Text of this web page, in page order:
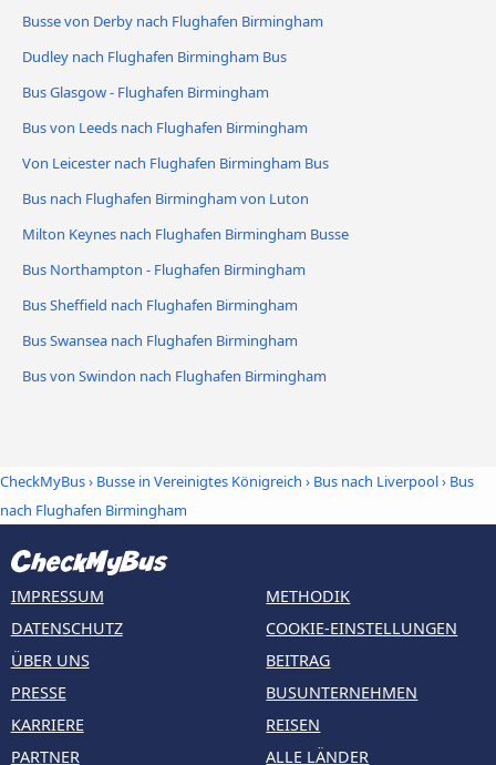
Busse von Derby nach Flughafen Birmingham
Dudley nach Flughafen Birmingham Bus
Bus Glasgow - Flughafen Birmingham
Bus von Leeds nach Flughafen Birmingham
Von Leicester nach Flughafen Birmingham Bus
Bus nach Flughafen Birmingham von Luton
Milton Keynes nach Flughafen Birmingham Busse
Bus Northampton - Flughafen Birmingham
Bus Sheffield nach Flughafen Birmingham
Bus Swansea nach Flughafen Birmingham
Bus von Swindon nach Flughafen Birmingham
CheckMyBus› Busse in Vereinigtes Königreich › Bus nach Liverpool› Bus
nach Flughafen Birmingham
IMPRESSUM
DATENSCHUTZ
ÜBER UNS
PRESSE
KARRIERE
PARTNER
METHODIK
COOKIE-EINSTELLUNGEN
BEITRAG
BUSUNTERNEHMEN
REISEN
ALLE LÄNDER